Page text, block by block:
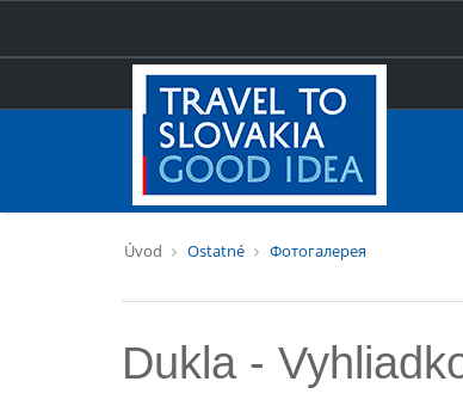
Úvod Ostatné Фотогалерея
Dukla -